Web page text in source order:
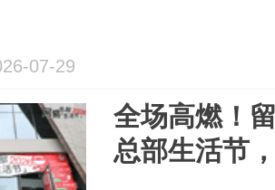
07-29
全场高燃！
总部生活节